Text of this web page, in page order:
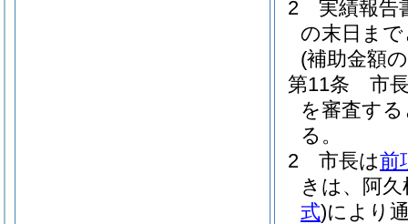
2
実績報告
の末日ま
(補助金額
第11条
市
を審査す
る。
2
市長は前
きは、阿
式)により